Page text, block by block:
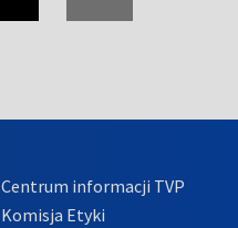
Centrum informacji TVP
Komisja Etyki